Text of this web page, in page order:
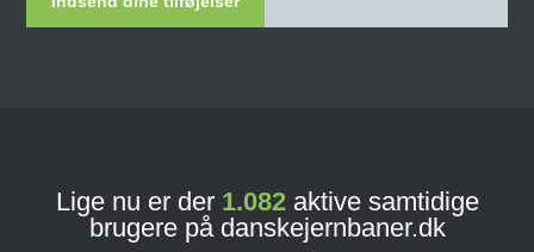
Lige nu er der 1.082aktive samtidige
brugere på danskejernbaner.dk